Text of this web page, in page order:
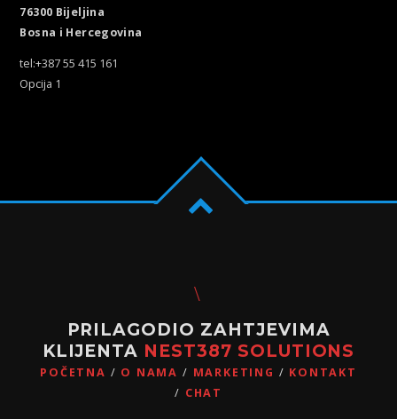
76300 Bijeljina
Bosna i Hercegovina
tel:+387 55 415 161
Opcija 1
PRILAGODIO ZAHTJEVIMA
KLIJENTA NEST387 SOLUTIONS
POČETNA O NAMA MARKETING
KONTAKT
CHAT